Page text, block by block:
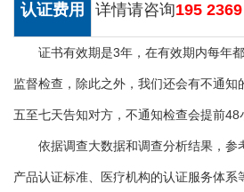
认证费用 详情请咨询195
证书有效期是3年，在有效期内每年
监督检查，除此之外，我们还会有不通知
五至七天告知对方，不通知检查会提前48
依据调查大数据和调查分析结果，参
产品认证标准、医疗机构的认证服务体系